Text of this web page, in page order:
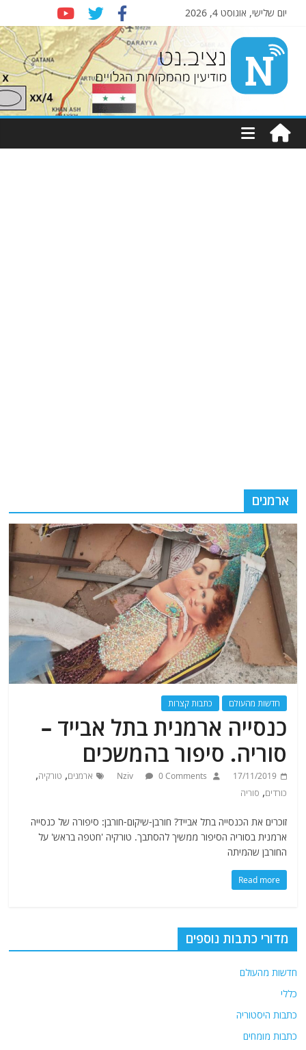
יום שלישי, אוגוסט 4, 2026
Nziv.net
מודיעין
מהמקורות
ארמנים
חדשות מהעולם כתבות קצרות
כנסייה ארמנית בתל אבייד –
סוריה. סיפור בהמשכים
17/11/2019
Nziv 0 Comments ארמנים, טורקיה,
כורדים, סוריה
זוכרים את הכנסייה בתל אבייד? חורבן-שיקום-חורבן: סיפורה של כנסייה
ארמנית בסוריה הסיפור ממשיך להסתבך. טורקיה 'חטפה בראש' על
החורבן שהמיתה
Read more
מדורי כתבות נוספים
חדשות מהעולם
כללי
כתבות היסטוריה
כתבות מומחים